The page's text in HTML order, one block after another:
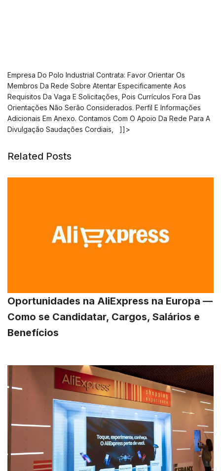
Empresa Do Polo Industrial Contrata: Favor Orientar Os
Membros Da Rede Sobre Atentar Especificamente Aos
Requisitos Da Vaga E Solicitações, Pois Currículos Fora Das
Orientações Não Serão Considerados. Perfil E Informações
Adicionais Em Anexo. Contamos Com O Apoio Da Rede Para A
Divulgação Saudações Cordiais,
]]>
Related Posts
Oportunidades na AliExpress na Europa —
Como se Candidatar, Cargos, Salários e
Benefícios